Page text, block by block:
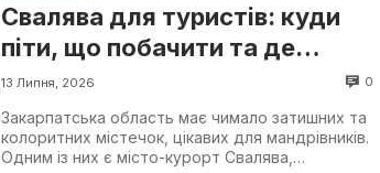
Свалява для туристів: куди
піти, що побачити та де
відпочити
13 Липня, 2026 0
Закарпатська область має чимало затишних та
колоритних містечок, цікавих для мандрівників.
Одним із них є місто-курорт Свалява,